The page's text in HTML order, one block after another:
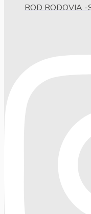
ROD RODOVIA